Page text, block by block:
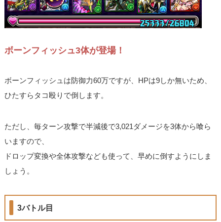
ボーンフィッシュ3体が登場！
ボーンフィッシュは防御力60万ですが、HPは9しか無いため、
ひたすらタコ殴りで倒します。
ただし、毎ターン攻撃で半減後で3,021ダメージを3体から喰ら
いますので、
ドロップ変換や全体攻撃なども使って、早めに倒すようにしま
しょう。
3バトル目